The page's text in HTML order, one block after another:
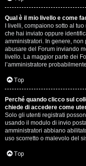
Qual è il mio livello e come
I livelli, compaiono sotto al
che hai inviato oppure
amministratori. In genere,
abusare del Forum inviando
livello. La maggior parte dei
l’amministratore
Top
Perché quando clicco sul
chiede di accedere come
Solo gli utenti registrati
usando il modulo di invio
amministratori abbiano
uso scorretto o malevolo del
Top
t
i
n
o
P
l
a
n
e
t